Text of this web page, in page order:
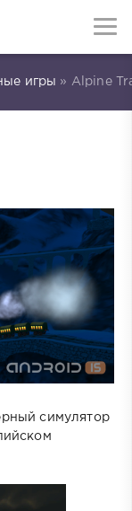
игры » Alpine
симулятор